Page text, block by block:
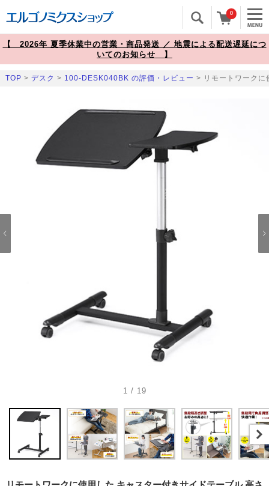
0
【 2026年 夏季休業中の営業・商品発送 ／ 地震による配送遅延につ
いてのお知らせ 】
TOP > デスク > 100-DESK040BK の評価・レビュー > リモートワーク
1 / 19